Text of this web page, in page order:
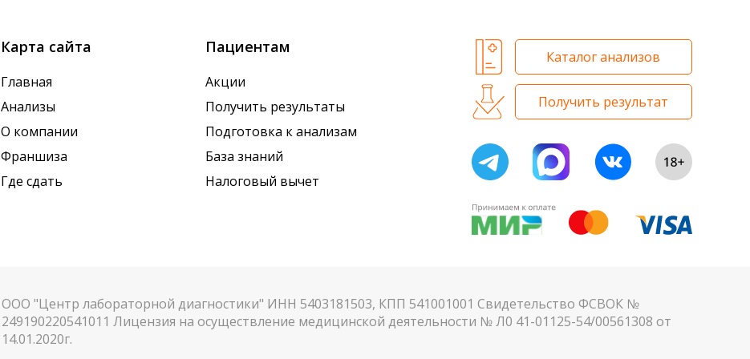
Карта сайта
Главная
Анализы
О компании
Франшиза
Где сдать
Пациентам
Акции
Получить результаты
Подготовка к анализам
База знаний
Налоговый вычет
Каталог анализов
Получить результат
ООО "Центр лабораторной диагностики" ИНН 5403181503, КПП 541001001 Свидетельство ФСВОК №
249190220541011 Лицензия на осуществление медицинской деятельности № Л0 41-01125-54/00561308 от
14.01.2020г.